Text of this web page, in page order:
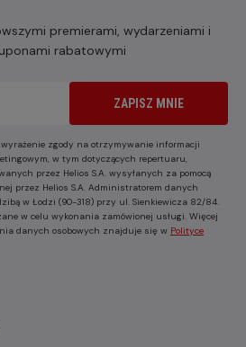
premierami, wydarzeniami i
rabatowymi
ZAPISZ MNIE
zgody na otrzymywanie informacji
w tym dotyczących repertuaru,
przez Helios S.A. wysyłanych za pomocą
przez Helios S.A. Administratorem danych
w Łodzi (90-318) przy ul. Sienkiewicza 82/84.
w celu wykonania zamówionej usługi. Więcej
danych osobowych znajduje się w Polityce